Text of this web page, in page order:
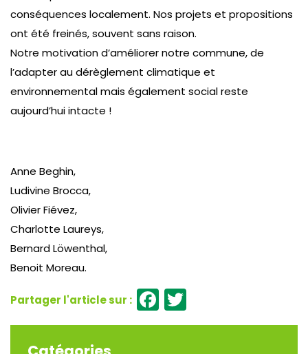
conséquences localement. Nos projets et propositions
ont été freinés, souvent sans raison.
Notre motivation d’améliorer notre commune, de
l’adapter au dérèglement climatique et
environnemental mais également social reste
aujourd’hui intacte !
Anne Beghin,
Ludivine Brocca,
Olivier Fiévez,
Charlotte Laureys,
Bernard Löwenthal,
Benoit Moreau.
Facebook